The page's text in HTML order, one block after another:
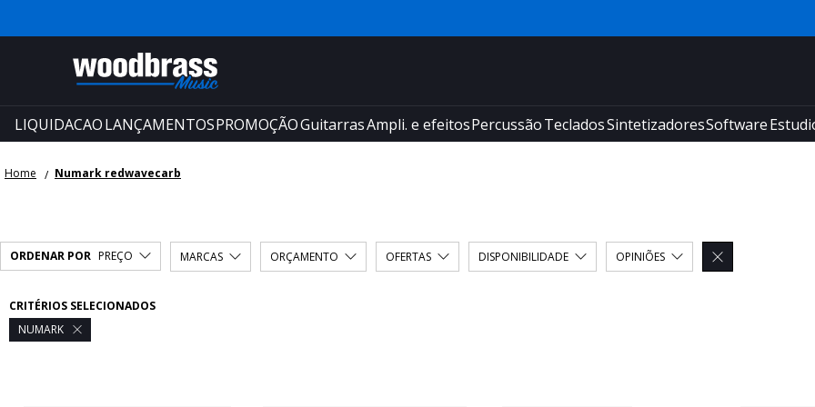
LIQUIDACAOLANÇAMENTOSPROMOÇÃOGuitarrasAmpli. e efeitosPercussãoTecladosSintetizadoresSoftware
Home Numark redwavecarb
ORDENAR POR PREÇO MARCAS ORÇAMENTO OFERTAS DISPONIBILIDADE OPINIÕES 
CRITÉRIOS SELECIONADOS
NUMARK
